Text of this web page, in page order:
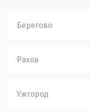
Берегово
Рахов
Ужгород